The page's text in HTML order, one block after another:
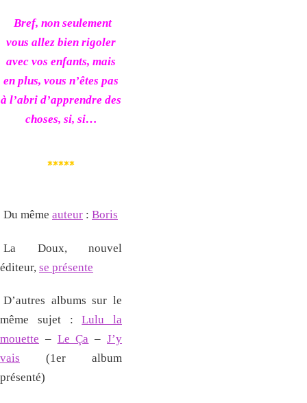
Bref, non seulement
vous allez bien rigoler
avec vos enfants, mais
en plus, vous n’êtes pas
à l’abri d’apprendre des
choses, si, si…
*****
Du même auteur : Boris
La Doux, nouvel
éditeur, se présente
D’autres albums sur le
même sujet :Lulu la
mouette – Le Ça –J’y
vais (1er album
présenté)